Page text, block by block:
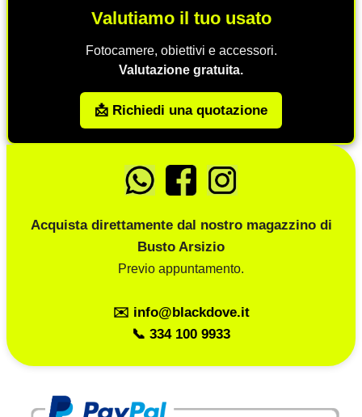
Valutiamo il tuo usato
Fotocamere, obiettivi e accessori.
Valutazione gratuita.
📩 Richiedi una quotazione
Acquista direttamente dal nostro magazzino di
Busto Arsizio
Previo appuntamento.
✉️ info@blackdove.it
📞 334 100 9933